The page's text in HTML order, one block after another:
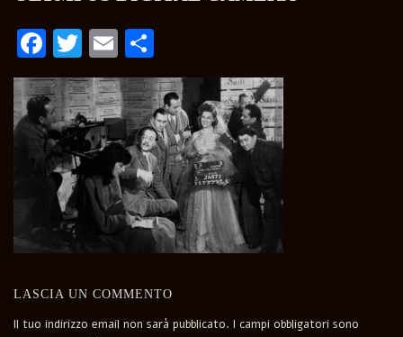
Facebook
Twitter
Email
LASCIA UN COMMENTO
Il tuo indirizzo email non sarà pubblicato. I campi obbligatori sono